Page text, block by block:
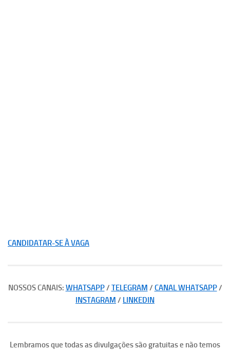
CANDIDATAR-SE À VAGA
NOSSOS CANAIS: WHATSAPP/ TELEGRAM / CANAL WHATSAPP/
INSTAGRAM / LINKEDIN
Lembramos que todas as divulgações são gratuitas e não temos